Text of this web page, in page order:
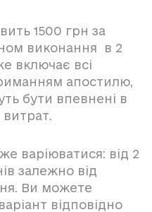
1500 грн за
виконання в 2
включає всі
апостилю,
бути впевнені в
витрат.
варіюватися: від 2
залежно від
Ви можете
відповідно